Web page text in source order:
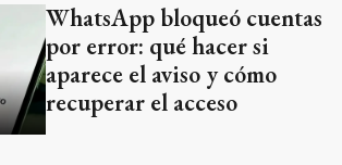
WhatsApp bloqueó cuentas
por error: qué hacer si
aparece el aviso y cómo
recuperar el acceso